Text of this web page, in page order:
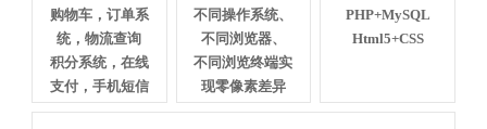
购物车，订单系
统，物流查询
积分系统，在线
支付，手机短信
不同操作系统、
不同浏览器、
不同浏览终端实
现零像素差异
PHP+MySQL
Html5+CSS